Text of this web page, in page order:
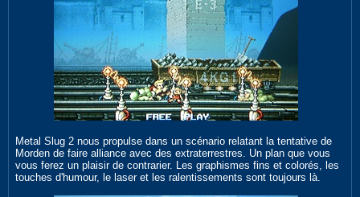
Metal Slug 2 nous propulse dans un scénario relatant la tentative de
Morden de faire alliance avec des extraterrestres. Un plan que vous
vous ferez un plaisir de contrarier. Les graphismes fins et colorés, les
touches d'humour, le laser et les ralentissements sont toujours là.